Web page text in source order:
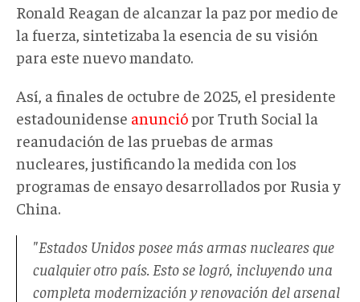
Ronald Reagan de alcanzar la paz por medio de
la fuerza, sintetizaba la esencia de su visión
para este nuevo mandato.
Así, a finales de octubre de 2025, el presidente
estadounidense anunciópor Truth Social la
reanudación de las pruebas de armas
nucleares, justificando la medida con los
programas de ensayo desarrollados por Rusia y
China.
"Estados Unidos posee más armas nucleares que
cualquier otro país. Esto se logró, incluyendo una
completa modernización y renovación del arsenal